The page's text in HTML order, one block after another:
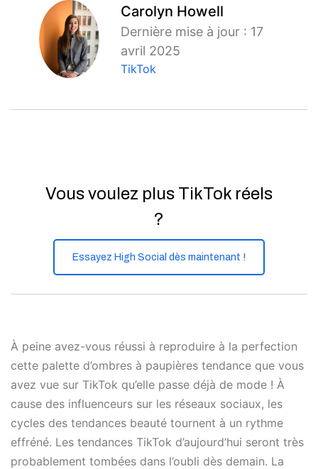
Carolyn Howell
Dernière mise à jour : 17
avril 2025
TikTok
Vous voulez plus TikTok réels
?
Essayez High Social dès maintenant !
À peine avez-vous réussi à reproduire à la perfection
cette palette d’ombres à paupières tendance que vous
avez vue sur TikTok qu’elle passe déjà de mode ! À
cause des influenceurs sur les réseaux sociaux, les
cycles des tendances beauté tournent à un rythme
effréné. Les tendances TikTok d’aujourd’hui seront très
probablement tombées dans l’oubli dès demain. La